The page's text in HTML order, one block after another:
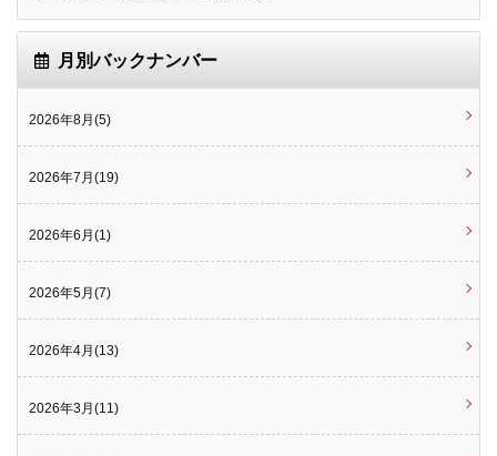
月別バックナンバー
2026年8月(5)
2026年7月(19)
2026年6月(1)
2026年5月(7)
2026年4月(13)
2026年3月(11)